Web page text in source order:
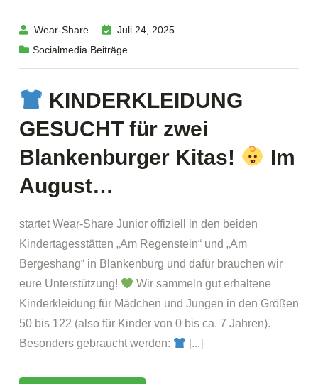
Wear-Share
Juli 24, 2025
Socialmedia Beiträge
KINDERKLEIDUNG
GESUCHT für zwei
Blankenburger Kitas!
Im
August…
startet Wear-Share Junior offiziell in den beiden
Kindertagesstätten „Am Regenstein“ und „Am
Bergeshang“ in Blankenburg und dafür brauchen wir
eure Unterstützung!
Wir sammeln gut erhaltene
Kinderkleidung für Mädchen und Jungen in den Größen
50 bis 122 (also für Kinder von 0 bis ca. 7 Jahren).
Besonders gebraucht werden:
[...]